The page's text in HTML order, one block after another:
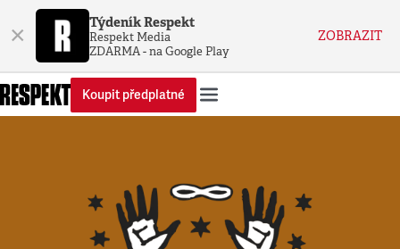
× Týdeník Respekt
Respekt Media
ZDARMA - na Google Play
ZOBRAZIT
Koupit předplatné